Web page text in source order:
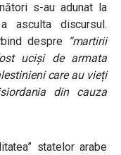
s-au adunat la
asculta discursul.
despre “martirii
uciși de armata
care au vieți
din cauza
statelor arabe